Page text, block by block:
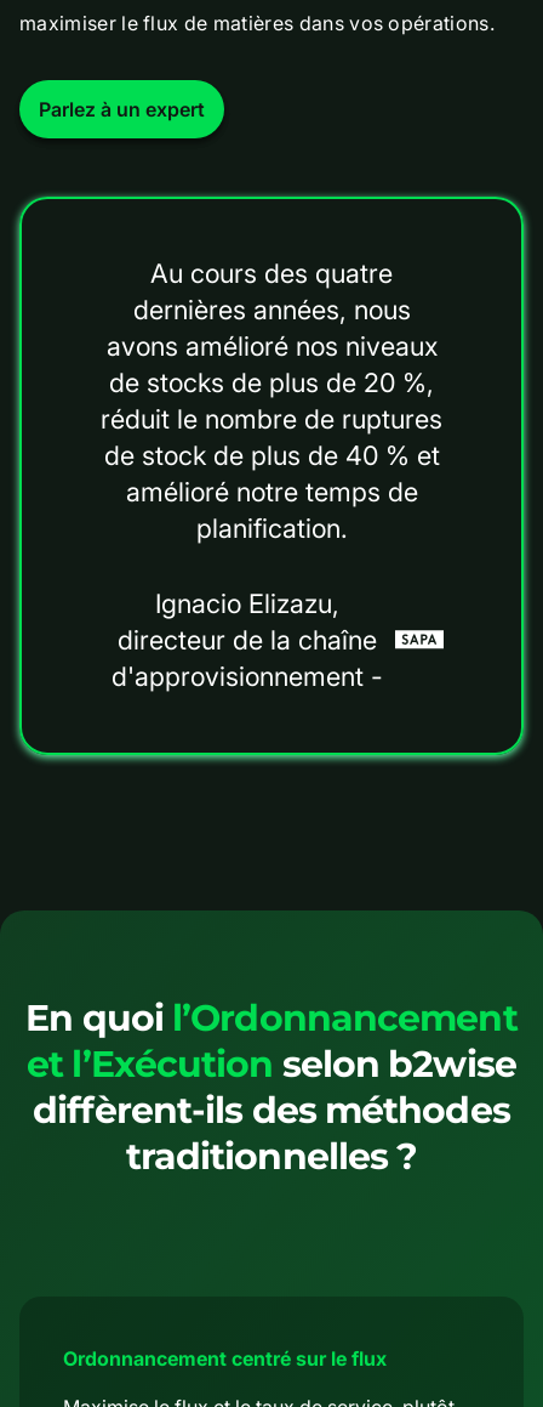
maximiser le flux de matières dans vos opérations.
Parlez à un expert
Au cours des quatre
dernières années, nous
avons amélioré nos niveaux
de stocks de plus de 20 %,
réduit le nombre de ruptures
de stock de plus de 40 % et
amélioré notre temps de
planification.
Ignacio Elizazu,
directeur de la chaîne
d'approvisionnement -
En quoi l’Ordonnancement
et l’Exécution selon b2wise
diffèrent-ils des méthodes
traditionnelles ?
Ordonnancement centré sur le flux